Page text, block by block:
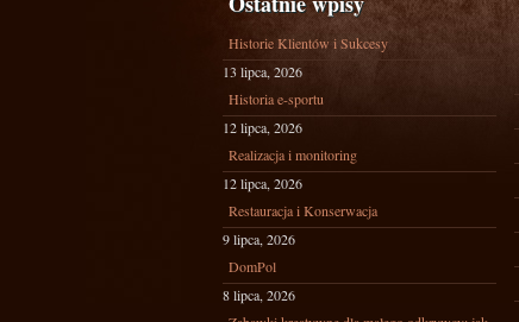
Historie Klientów i Sukcesy
13 lipca, 2026
Historia e-sportu
12 lipca, 2026
Realizacja i monitoring
12 lipca, 2026
Restauracja i Konserwacja
9 lipca, 2026
DomPol
8 lipca, 2026